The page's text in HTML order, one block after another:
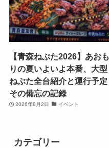
【青森ねぶた2026】あおも
りの夏いよいよ本番、大型
ねぶた全台紹介と運行予定
その備忘の記録
2026年8月2日 イベント
カテゴリー